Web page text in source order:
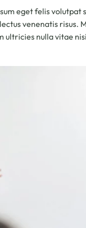
eget felis volutpat
venenatis risus.
ultricies nulla vitae